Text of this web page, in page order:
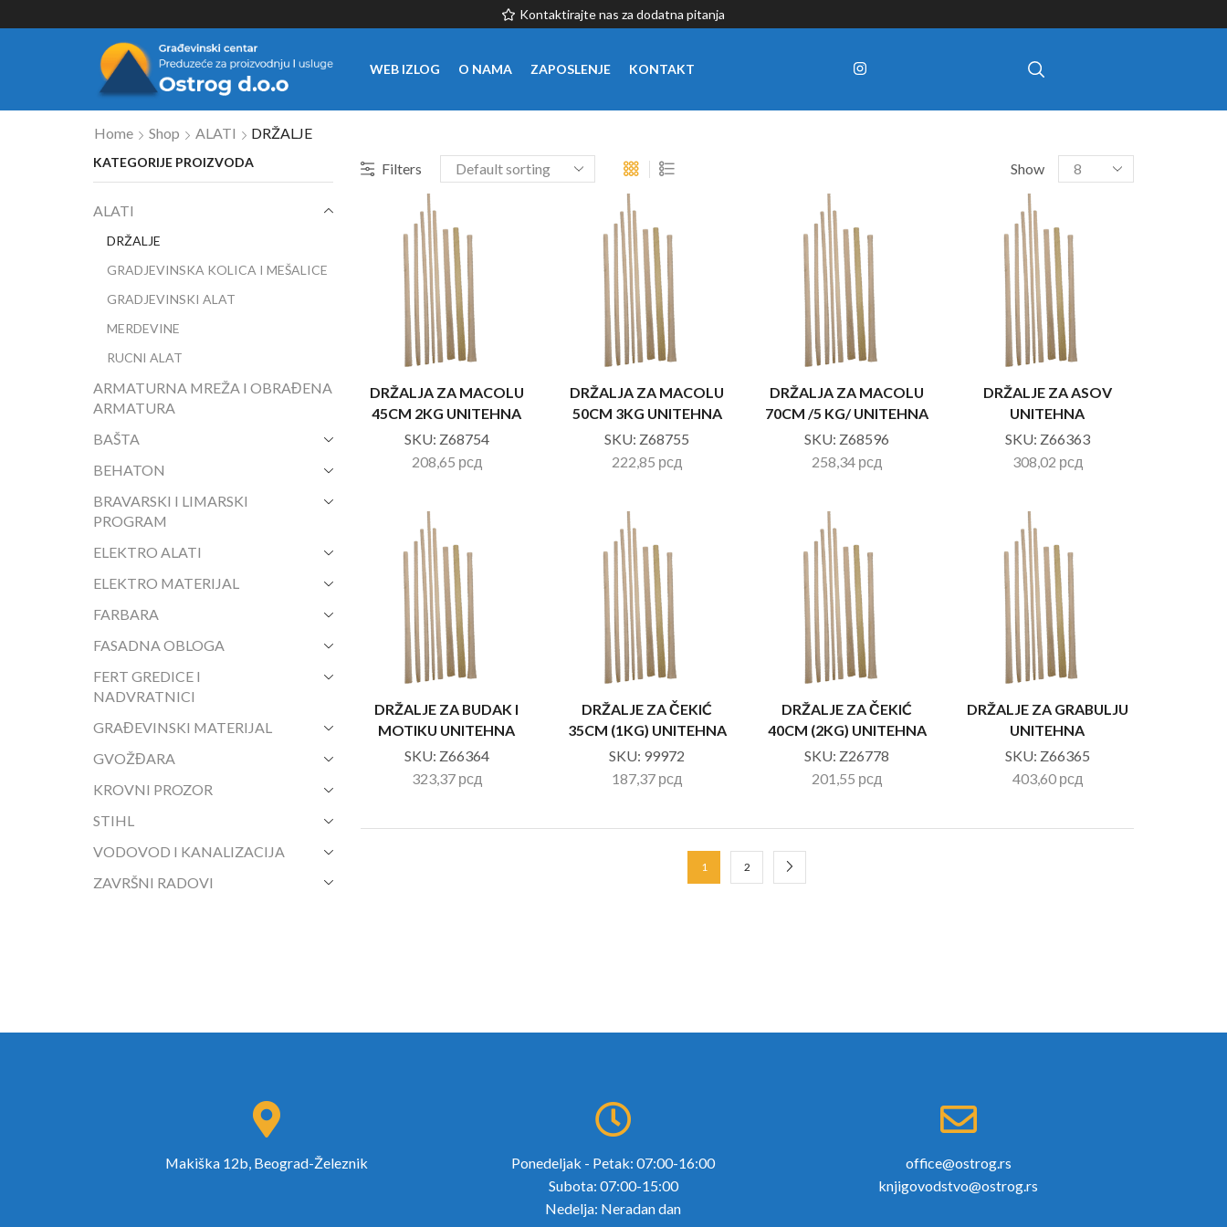
Kontaktirajte nas za dodatna pitanja
WEB IZLOG O NAMA ZAPOSLENJE KONTAKT
Home Shop ALATI DRŽALJE
Filters Show
DRŽALJA ZA MACOLU
45CM 2KG UNITEHNA
SKU: Z68754
208,65 рсд
DRŽALJA ZA MACOLU
50CM 3KG UNITEHNA
SKU: Z68755
222,85 рсд
DRŽALJA ZA MACOLU
70CM /5 KG/ UNITEHNA
SKU: Z68596
258,34 рсд
DRŽALJE ZA ASOV
UNITEHNA
SKU: Z66363
308,02 рсд
DRŽALJE ZA BUDAK I
MOTIKU UNITEHNA
SKU: Z66364
323,37 рсд
DRŽALJE ZA ČEKIĆ
35CM (1KG) UNITEHNA
SKU: 99972
187,37 рсд
DRŽALJE ZA ČEKIĆ
40CM (2KG) UNITEHNA
SKU: Z26778
201,55 рсд
DRŽALJE ZA GRABULJU
UNITEHNA
SKU: Z66365
403,60 рсд
1 2
KATEGORIJE PROIZVODA
ALATI
DRŽALJE
GRADJEVINSKA KOLICA I MEŠALICE
GRADJEVINSKI ALAT
MERDEVINE
RUCNI ALAT
ARMATURNA MREŽA I OBRAĐENA
ARMATURA
BAŠTA
BEHATON
BRAVARSKI I LIMARSKI
PROGRAM
ELEKTRO ALATI
ELEKTRO MATERIJAL
FARBARA
FASADNA OBLOGA
FERT GREDICE I
NADVRATNICI
GRAĐEVINSKI MATERIJAL
GVOŽĐARA
KROVNI PROZOR
STIHL
VODOVOD I KANALIZACIJA
ZAVRŠNI RADOVI
Makiška 12b, Beograd-Železnik
Ponedeljak - Petak: 07:00-16:00
Subota: 07:00-15:00
Nedelja: Neradan dan
office@ostrog.rs
knjigovodstvo@ostrog.rs